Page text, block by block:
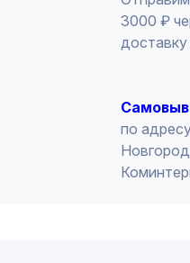
3000 ₽
по